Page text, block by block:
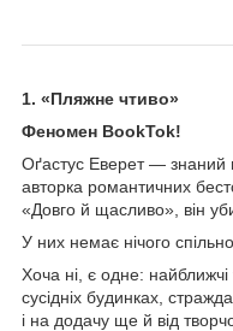
1. «Пляжне чтиво»
Феномен BookTok!
Оґастус Еверет —
авторка романтичних
«Довго й щасливо», він
У них немає нічого
Хоча ні, є одне:
сусідніх будинках,
і на додачу ще й від